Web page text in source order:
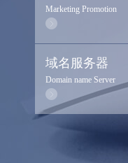
Marketing Promotion
域名服务器
Domain name Server